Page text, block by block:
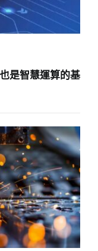
是智慧運算的基